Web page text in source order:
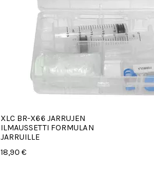
XLC BR-X66 JARRUJEN
ILMAUSSETTI FORMULAN
JARRUILLE
18,90 €